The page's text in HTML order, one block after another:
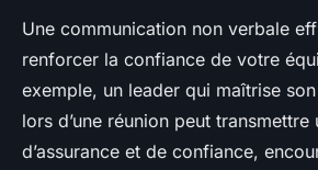
Une communication non verbale
renforcer la confiance de votre
exemple, un leader qui maîtrise
lors d’une réunion peut transmettre
d’assurance et de confiance,